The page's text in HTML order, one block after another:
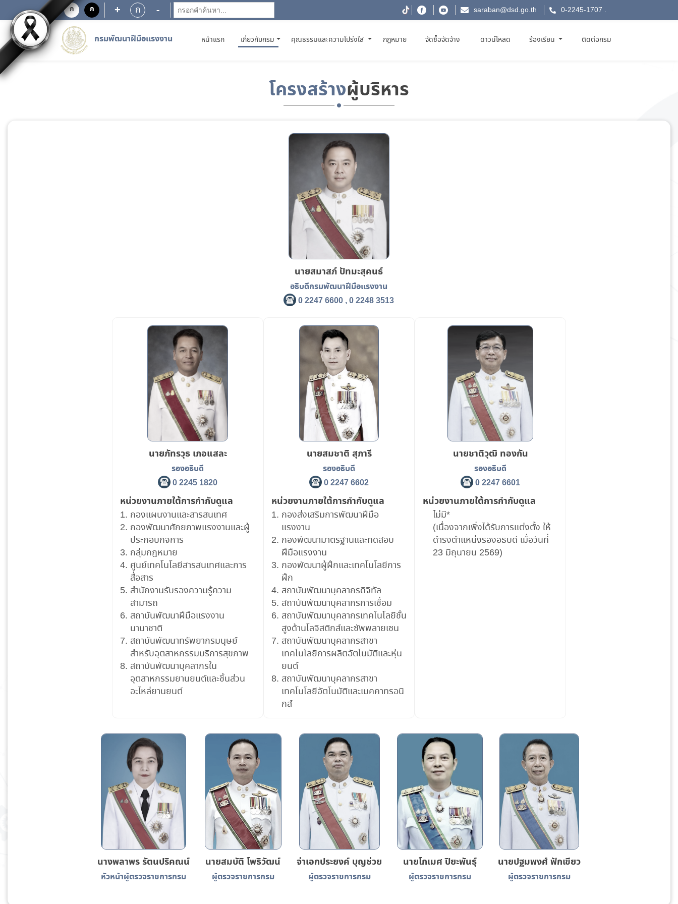
ก ก + ก - saraban@dsd.go.th 0-2245-1707 .
กรมพัฒนาฝีมือแรงงาน หน้าแรก(CURRENT)
เกี่ยวกับกรม คุณธรรมและความโปร่งใส กฎหมาย จัดซื้อจัดจ้าง ดาวน์โหลด ร้องเรียน ติดต่อกรม
โครงสร้างผู้บริหาร
นายสมาสภ์ ปัทมะสุคนธ์
อธิบดีกรมพัฒนาฝีมือแรงงาน
0 2247 6600 , 0 2248 3513
นายภัทรวุธ เภอแสละ
รองอธิบดี
0 2245 1820
หน่วยงานภายใต้การกำกับดูแล
กองแผนงานและสารสนเทศ
กองพัฒนาศักยภาพแรงงานและผู้
ประกอบกิจการ
กลุ่มกฎหมาย
ศูนย์เทคโนโลยีสารสนเทศและการ
สื่อสาร
สำนักงานรับรองความรู้ความ
สามารถ
สถาบันพัฒนาฝีมือแรงงาน
นานาชาติ
สถาบันพัฒนาทรัพยากรมนุษย์
สำหรับอุตสาหกรรมบริการสุขภาพ
สถาบันพัฒนาบุคลากรใน
อุตสาหกรรมยานยนต์และชิ้นส่วน
อะไหล่ยานยนต์
นายสมชาติ สุภารี
รองอธิบดี
0 2247 6602
หน่วยงานภายใต้การกำกับดูแล
กองส่งเสริมการพัฒนาฝีมือ
แรงงาน
กองพัฒนามาตรฐานและทดสอบ
ฝีมือแรงงาน
กองพัฒนาผู้ฝึกและเทคโนโลยีการ
ฝึก
สถาบันพัฒนาบุคลากรดิจิทัล
สถาบันพัฒนาบุคลากรการเชื่อม
สถาบันพัฒนาบุคลากรเทคโนโลยีชั้น
สูงด้านโลจิสติกส์และซัพพลายเซน
สถาบันพัฒนาบุคลากรสาขา
เทคโนโลยีการผลิตอัตโนมัติและหุ่น
ยนต์
สถาบันพัฒนาบุคลากรสาขา
เทคโนโลยีอัตโนมัติและเมคคาทรอนิ
กส์
นายชาติวุฒิ ทองกัน
รองอธิบดี
0 2247 6601
หน่วยงานภายใต้การกำกับดูแล
ไม่มี*
(เนื่องจากเพิ่งได้รับการแต่งตั้ง ให้
ดำรงตำแหน่งรองอธิบดี เมื่อวันที่
23 มิถุนายน 2569)
นางพลาพร รัตนปริคณน์
หัวหน้าผู้ตรวจราชการกรม
นายสมบัติ โพธิวัฒน์
ผู้ตรวจราชการกรม
จ่าเอกประยงค์ บุญช่วย
ผู้ตรวจราชการกรม
นายโกเมศ ปิยะพันธุ์
ผู้ตรวจราชการกรม
นายปฐมพงศ์ ฟักเขียว
ผู้ตรวจราชการกรม